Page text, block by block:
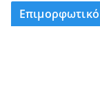
Επιμορφωτικό